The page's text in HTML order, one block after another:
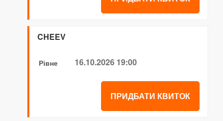
CHEEV
Рівне 16.10.2026 19:00
ПРИДБАТИ КВИТОК